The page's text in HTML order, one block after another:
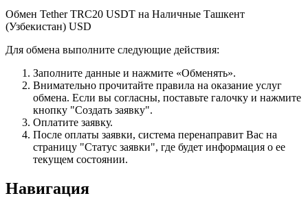
Обмен Tether TRC20 USDT на Наличные Ташкент
(Узбекистан) USD
Для обмена выполните следующие действия:
Заполните данные и нажмите «Обменять».
Внимательно прочитайте правила на оказание услуг
обмена. Если вы согласны, поставьте галочку и нажмите
кнопку "Создать заявку".
Оплатите заявку.
После оплаты заявки, система перенаправит Вас на
страницу "Статус заявки", где будет информация о ее
текущем состоянии.
Навигация